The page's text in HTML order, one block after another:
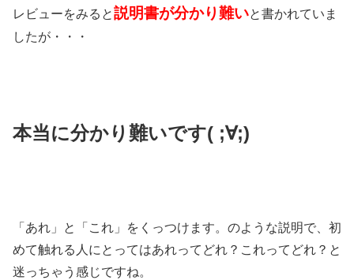
レビューをみると説明書が分かり難いと書かれていま
したが・・・
本当に分かり難いです( ;∀;)
「あれ」と「これ」をくっつけます。のような説明で、初
めて触れる人にとってはあれってどれ？これってどれ？と
迷っちゃう感じですね。